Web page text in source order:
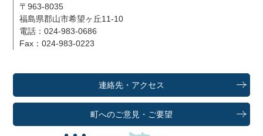
〒963-8035
福島県郡山市希望ヶ丘11-10
電話：024-983-0686
Fax：024-983-0223
連絡先・アクセス
町へのご意見・ご要望